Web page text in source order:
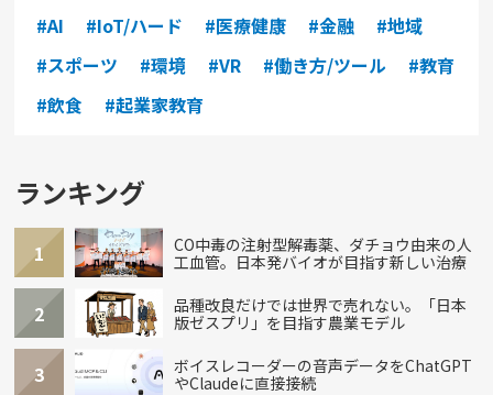
#AI #IoT/ハード #医療健康 #金融
#地域
#スポーツ
#環境 #VR #働き方/ツール
#教育
#飲食
#起業家教育
ランキング
1
CO中毒の注射型解毒薬、ダチョウ由来の人
工血管。日本発バイオが目指す新しい治療
2
品種改良だけでは世界で売れない。「日本
版ゼスプリ」を目指す農業モデル
3
ボイスレコーダーの音声データをChatGPT
やClaudeに直接接続